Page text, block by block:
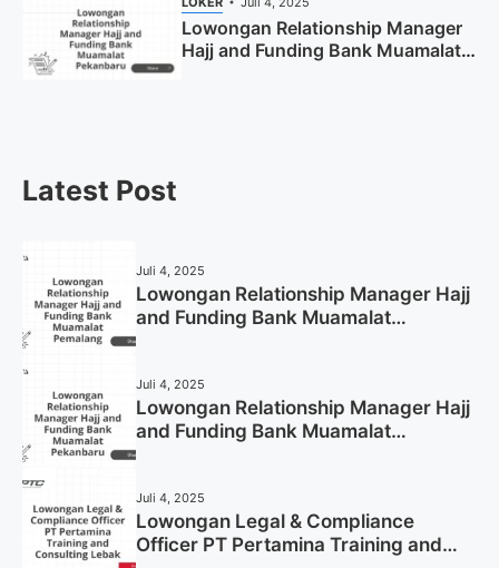
Lowongan Relationship Manager
Hajj and Funding Bank Muamalat
Latest Post
Juli 4, 2025
Lowongan Relationship Manager Hajj
and Funding Bank Muamalat
Juli 4, 2025
Lowongan Relationship Manager Hajj
and Funding Bank Muamalat
Juli 4, 2025
Lowongan Legal & Compliance
Officer PT Pertamina Training and